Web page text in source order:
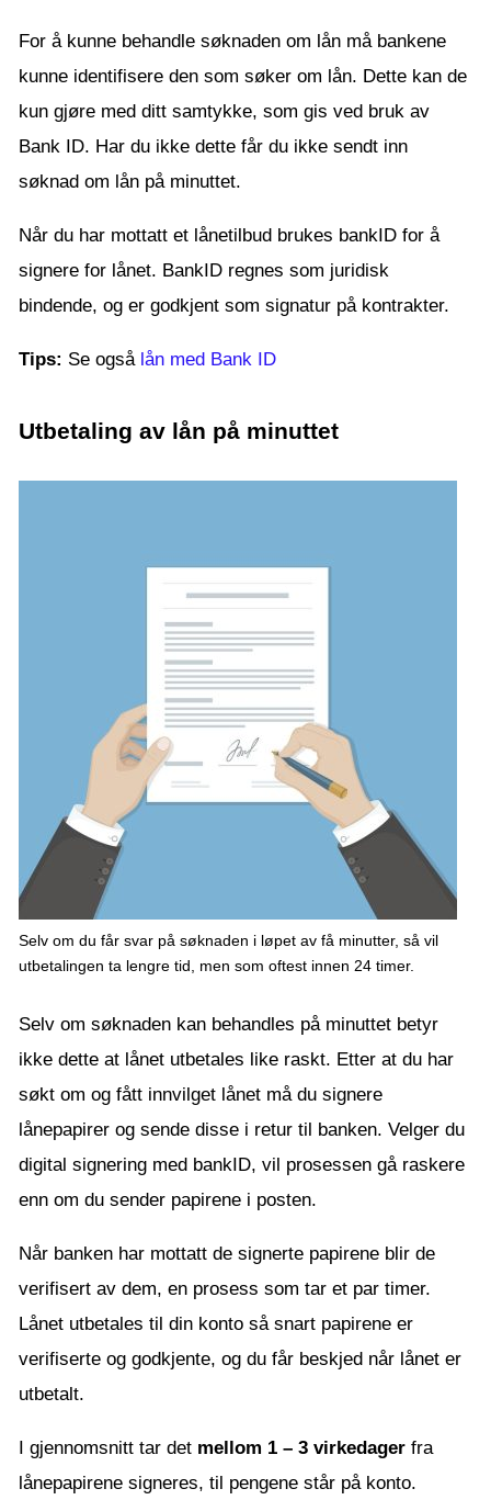
For å kunne behandle søknaden om lån må bankene
kunne identifisere den som søker om lån. Dette kan de
kun gjøre med ditt samtykke, som gis ved bruk av
Bank ID. Har du ikke dette får du ikke sendt inn
søknad om lån på minuttet.
Når du har mottatt et lånetilbud brukes bankID for å
signere for lånet. BankID regnes som juridisk
bindende, og er godkjent som signatur på kontrakter.
Tips: Se også lån med Bank ID
Utbetaling av lån på minuttet
Selv om du får svar på søknaden i løpet av få minutter, så vil
utbetalingen ta lengre tid, men som oftest innen 24 timer.
Selv om søknaden kan behandles på minuttet betyr
ikke dette at lånet utbetales like raskt. Etter at du har
søkt om og fått innvilget lånet må du signere
lånepapirer og sende disse i retur til banken. Velger du
digital signering med bankID, vil prosessen gå raskere
enn om du sender papirene i posten.
Når banken har mottatt de signerte papirene blir de
verifisert av dem, en prosess som tar et par timer.
Lånet utbetales til din konto så snart papirene er
verifiserte og godkjente, og du får beskjed når lånet er
utbetalt.
I gjennomsnitt tar det mellom 1 – 3 virkedager fra
lånepapirene signeres, til pengene står på konto.